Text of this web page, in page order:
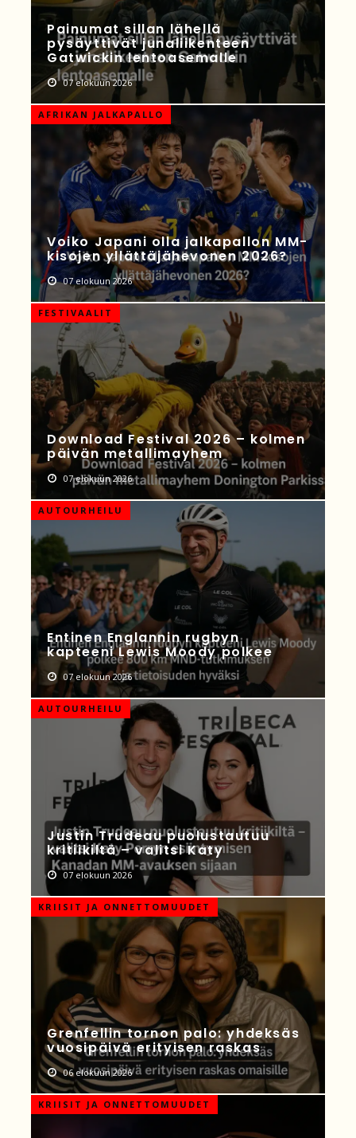
Painumat sillan lähellä
pysäyttivät junaliikenteen
Gatwickin lentoasemalle
07 elokuun 2026
AFRIKAN JALKAPALLO
Voiko Japani olla jalkapallon MM-
kisojen yllättäjähevonen 2026?
07 elokuun 2026
FESTIVAALIT
Download Festival 2026 – kolmen
päivän metallimayhem
07 elokuun 2026
AUTOURHEILU
Entinen Englannin rugbyn
kapteeni Lewis Moody polkee
07 elokuun 2026
AUTOURHEILU
Justin Trudeau puolustautuu
kritiikiltä – valitsi Katy
07 elokuun 2026
KRIISIT JA ONNETTOMUUDET
Grenfellin tornon palo: yhdeksäs
vuosipäivä erityisen raskas
06 elokuun 2026
KRIISIT JA ONNETTOMUUDET